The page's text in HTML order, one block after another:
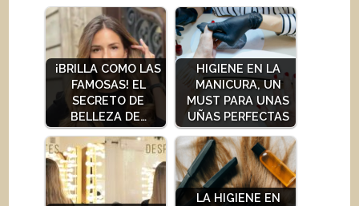
¡BRILLA COMO LAS
FAMOSAS! EL
SECRETO DE
BELLEZA DE…
HIGIENE EN LA
MANICURA, UN
MUST PARA UNAS
UÑAS PERFECTAS
LA HIGIENE EN